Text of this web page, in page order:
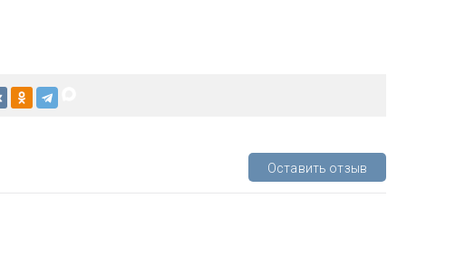
Оставить отзыв